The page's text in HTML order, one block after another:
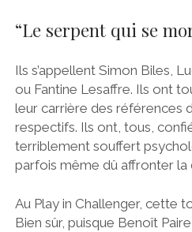
“Le serpent qui se
Ils s’appellent Simon Biles,
ou Fantine Lesaffre. Ils ont
leur carrière des références
respectifs. Ils ont, tous,
terriblement souffert
parfois même dû affronter la
Au Play in Challenger, cette
Bien sûr, puisque Benoît